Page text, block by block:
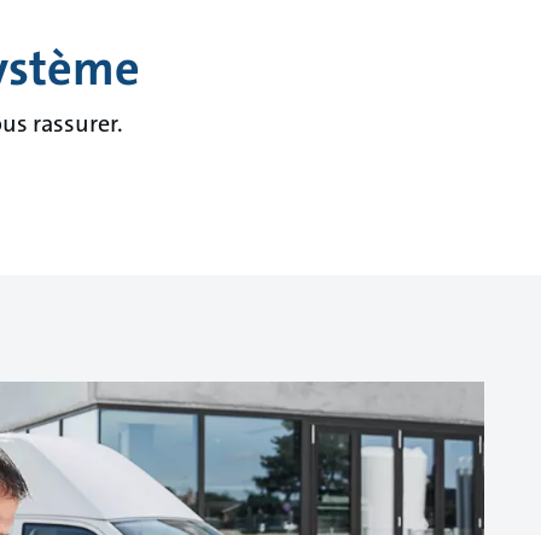
rassurer.